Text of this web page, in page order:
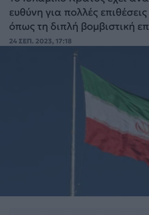
ευθύνη για πολλές
όπως τη διπλή βομβιστική
2017.
24 ΣΕΠ. 2023, 17:18